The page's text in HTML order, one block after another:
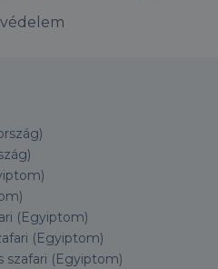
(Egyiptom)
(Egyiptom)
szafari (Egyiptom)